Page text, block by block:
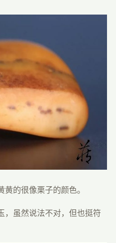
的很像栗子的颜色。
虽然说法不对，但也挺符